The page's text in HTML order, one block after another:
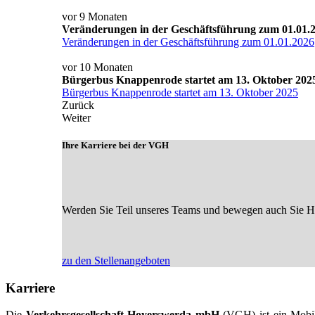
vor 9 Monaten
Veränderungen in der Geschäftsführung zum
Veränderungen in der Geschäftsführung zum 01.01.2026
vor 10 Monaten
Bürgerbus Knappenrode startet am 13. Oktober
Bürgerbus Knappenrode startet am 13. Oktober 2025
Zurück
Weiter
Ihre Karriere bei der VGH
Werden Sie Teil unseres Teams und bewegen auch
zu den Stellenangeboten
Karriere